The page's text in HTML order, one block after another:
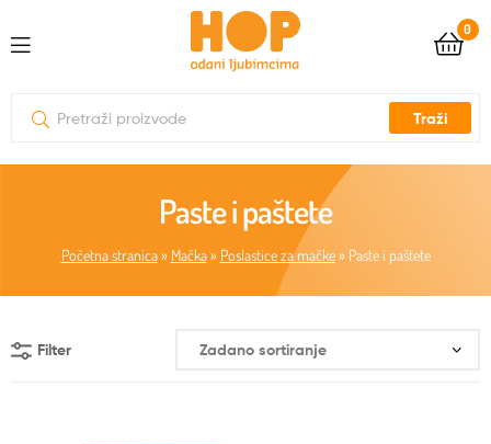
0
Traži
Paste i paštete
Početna stranica» Mačka» Poslastice za mačke» Paste i paštete
Filter